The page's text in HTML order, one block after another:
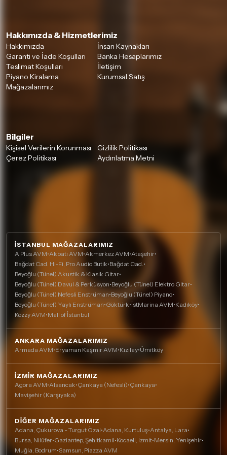
Hakkımızda & Hizmetlerimiz
Hakkımızda
İnsan Kaynakları
Garanti ve İade Koşulları
Banka Hesaplarımız
Teslimat Koşulları
İletişim
Piyano Kiralama
Kurumsal Satış
Mağazalarımız
Bilgiler
Kişisel Verilerin Korunması
Gizlilik Politikası
Çerez Politikası
Aydınlatma Metni
İSTANBUL MAĞAZALARIMIZ
A Plus AVM•Akbatı AVM•Akmerkez AVM•Ataşehir•
Bağdat Cad. Hi-Fi, Pro Audio Butik•Bağdat Cad.•
Beyoğlu (Tünel) Akustik & Klasik Gitar•
Beyoğlu (Tünel) Davul & Perküsyon•Beyoğlu (Tünel) Elektro Gitar•
Beyoğlu (Tünel) Nefesli Enstrüman•Beyoğlu (Tünel) Piyano•
Beyoğlu (Tünel) Yaylı Enstrüman•Göktürk•İstMarina AVM•Kadıköy•
Kozzy AVM•Mall of İstanbul
ANKARA MAĞAZALARIMIZ
Armada AVM•Eryaman Kaşmir AVM•Kızılay•Ümitköy
İZMIR MAĞAZALARIMIZ
Agora AVM•Alsancak•Çankaya (Nefesli)•Çankaya•
Mavişehir (Karşıyaka)
DIĞER MAĞAZALARIMIZ
Adana, Çukurova - Turgut Özal•Adana, Kurtuluş•Antalya, Lara•
Bursa, Nilüfer•Gaziantep, Şehitkamil•Kocaeli, İzmit•Mersin, Yenişehir•
Muğla, Bodrum•Samsun, Piazza AVM